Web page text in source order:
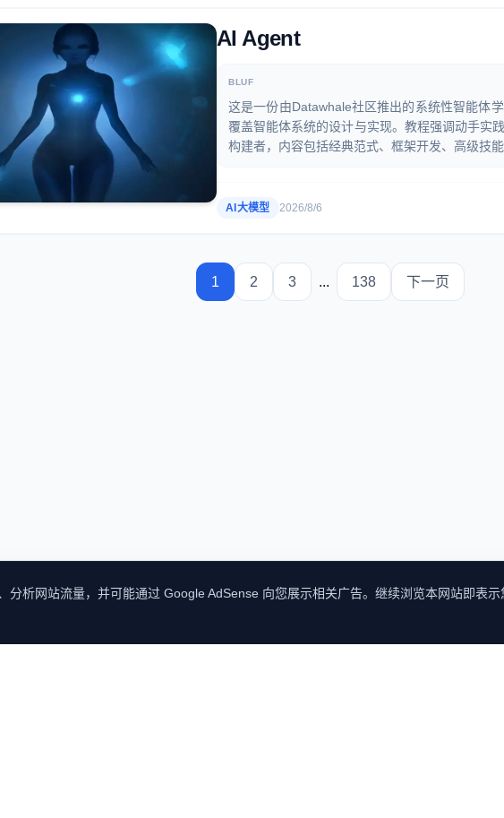
AI Agent
BLUF
这是一份由Datawhale社区推出的系统性智能体
覆盖智能体系统的设计与实现。教程强调动手实
构建者，内容包括经典范式、框架开发、高级技能
AI大模型 2026/8/6
1 2 3 ... 138 下一页
分析网站流量，并可能通过 Google AdSense 向您展示相关广告。继续浏览本网站即表